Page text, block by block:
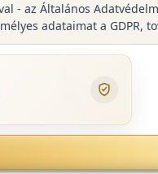
- az Általános
adataimat a GDPR,